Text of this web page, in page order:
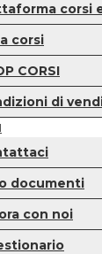
corsi
corsi
CORSI
di
documenti
con noi